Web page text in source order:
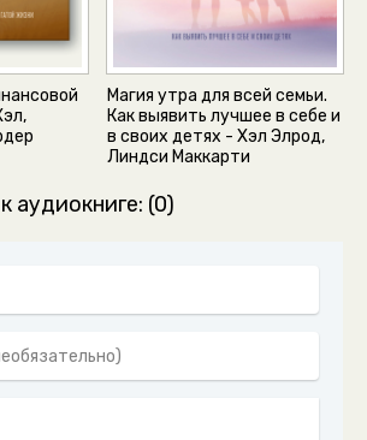
Магия утра для всей семьи.
Как выявить лучшее в себе и
в своих детях - Хэл Элрод,
Линдси Маккарти
аудиокниге: (0)